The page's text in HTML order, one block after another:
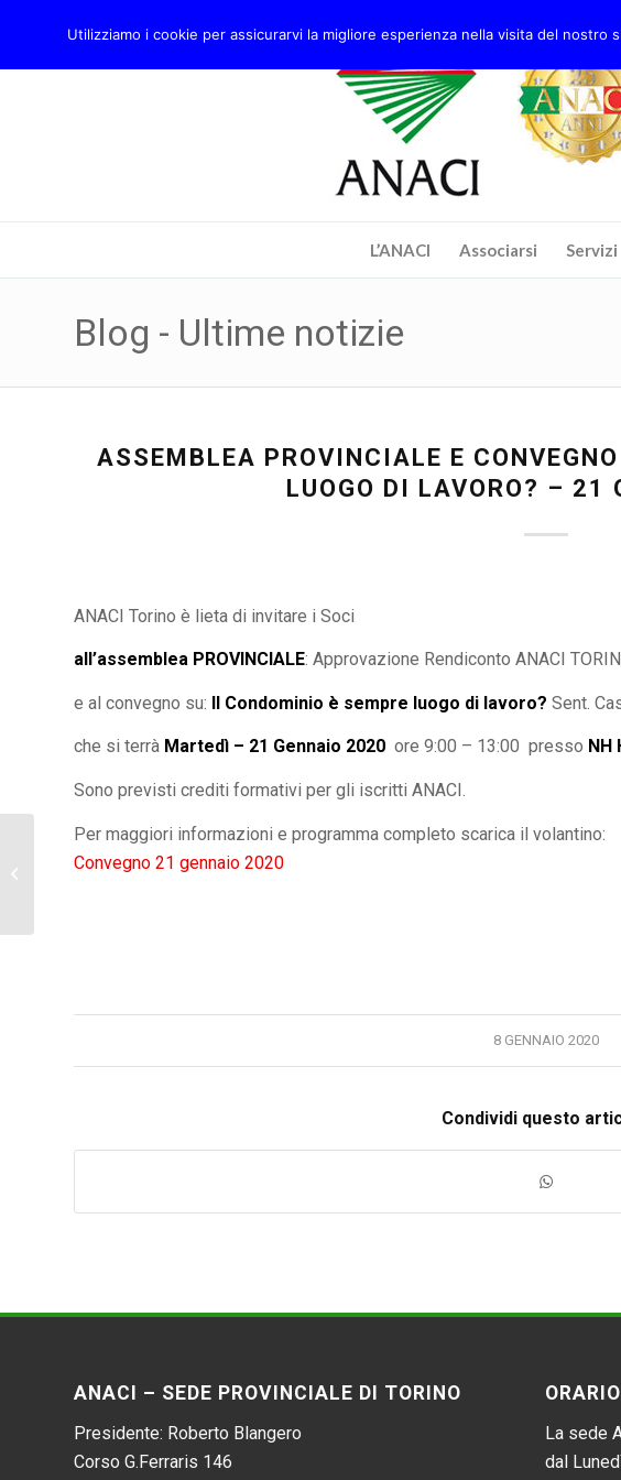
L’ANACI Associarsi Servizi
Blog - Ultime notizie
ASSEMBLEA PROVINCIALE E
LUOGO DI LAVORO? – 21
ANACI Torino è lieta di invitare i Soci
all’assemblea PROVINCIALE: Approvazione Rendiconto ANACI
e al convegno su: Il Condominio è sempre luogo di lavoro? Sent.
che si terrà Martedì – 21 Gennaio 2020 ore 9:00 – 13:00 presso NH
Sono previsti crediti formativi per gli iscritti ANACI.
Per maggiori informazioni e programma completo scarica il volantino:
Convegno 21 gennaio 2020
8 GENNAIO 2020
Condividi questo
ANACI – SEDE PROVINCIALE DI TORINO
Presidente: Roberto Blangero
Corso G.Ferraris 146
ORARIO
La sede
dal
comune e privato negli edifici in
Utilizziamo i cookie per assicurarvi la migliore esperienza nella visita del